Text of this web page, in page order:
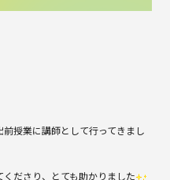
授業に講師として行ってきまし
ださり、とても助かりました